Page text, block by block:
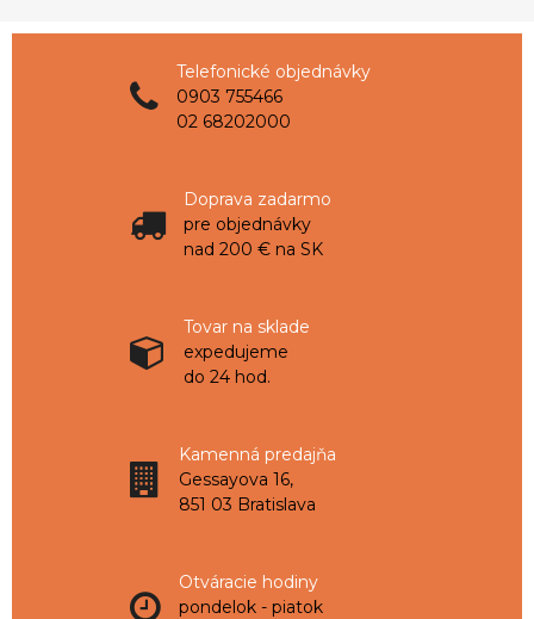
Telefonické objednávky
0903 755466
02 68202000
Doprava zadarmo
pre objednávky
nad 200 € na SK
Tovar na sklade
expedujeme
do 24 hod.
Kamenná predajňa
Gessayova 16,
851 03 Bratislava
Otváracie hodiny
pondelok - piatok